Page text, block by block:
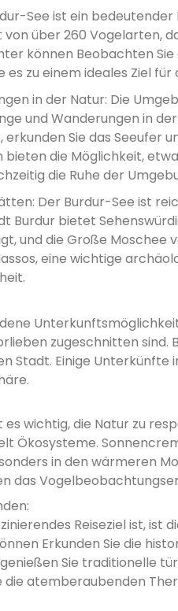
See ist ein
über 260 Vogelarten,
können Beobachten
es zu einem ideales Ziel
in der Natur: Die
und Wanderungen in
Sie das Seeufer
bieten die Möglichkeit,
die Ruhe der
Der Burdur-See ist
Burdur bietet
und die Große Moschee
eine wichtige
zugeschnitten
Stadt. Einige
es wichtig, die Natur zu
Ökosysteme.
in den wärmeren
das
Reiseziel ist,
Erkunden Sie die
Sie traditionelle
die atemberaubenden